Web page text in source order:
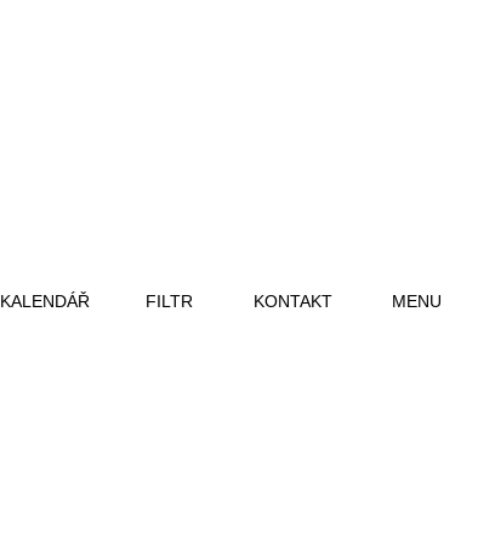
KALENDÁŘ FILTR KONTAKT MENU